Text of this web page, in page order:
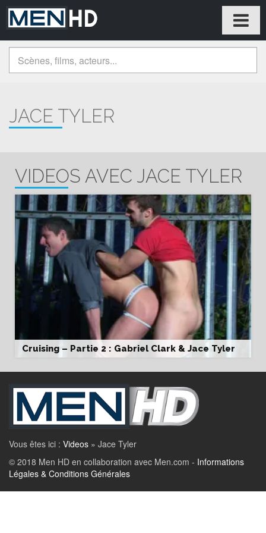
JACE TYLER
VIDEOS AVEC JACE TYLER
Cruising – Partie 2 : Gabriel Clark & Jace Tyler
Vous êtes ici : Videos » Jace Tyler
© 2018 Men HD en collaboration avec Men.com - Informations
Légales & Conditions Générales